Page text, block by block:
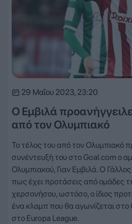
29 Μαΐου 2023, 23:20
Ο Εμβιλά
από τον Ολυμπιακό
Το τέλος του από τον Ολυμπιακό
συνέντευξή του στο Goal.com ο
Ολυμπιακού, Γιαν Εμβιλά. Ο
πως έχει προτάσεις από ομάδες
χερσονήσου, ωστόσο, ο ίδιος
ένα κλαμπ που θα αγωνίζεται
στο Europa League.